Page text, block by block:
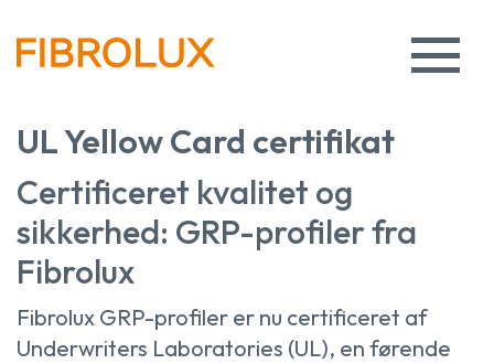
UL Yellow Card certifikat
Certificeret kvalitet og
sikkerhed: GRP-profiler fra
Fibrolux
Fibrolux GRP-profiler er nu certificeret af
Underwriters Laboratories (UL), en førende